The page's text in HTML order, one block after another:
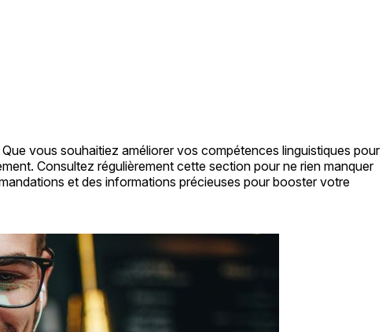
vous souhaitiez améliorer vos compétences linguistiques pour
Consultez régulièrement cette section pour ne rien manquer
et des informations précieuses pour booster votre